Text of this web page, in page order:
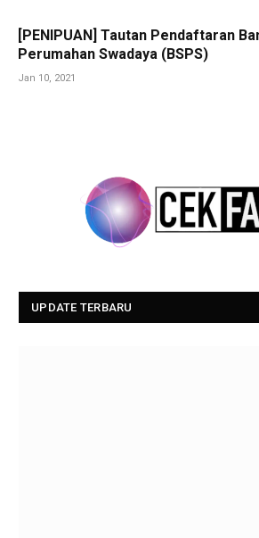
[PENIPUAN] Tautan Pendaftaran
Perumahan Swadaya (BSPS)
Jan 10, 2021
UPDATE TERBARU